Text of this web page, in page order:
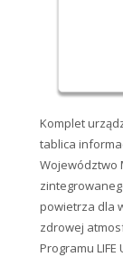
Komplet
tablica
Województwo
powietrza dla
zdrowej
Programu